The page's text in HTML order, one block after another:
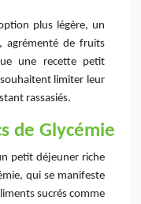
plus légère, un
agrémenté de fruits
une recette petit
limiter leur
rassasiés.
de Glycémie
petit déjeuner riche
qui se manifeste
sucrés comme